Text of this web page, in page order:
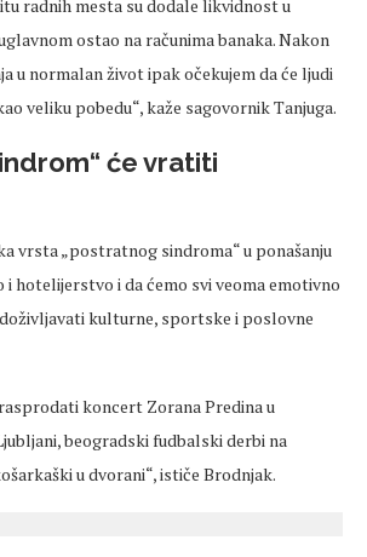
radnih mesta su dodale likvidnost u
ostao na računima banaka. Nakon
u normalan život ipak očekujem da će ljudi
veliku pobedu“, kaže sagovornik Tanjuga.
će vratiti
vrsta „postratnog sindroma“ u ponašanju
hotelijerstvo i da ćemo svi veoma emotivno
kulturne, sportske i poslovne
koncert Zorana Predina u
beogradski fudbalski derbi na
u dvorani“, ističe Brodnjak.